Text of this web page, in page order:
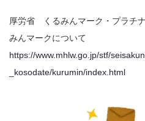
厚労省 くるみんマーク・プラチ
みんマークについて
https://www.mhlw.go.jp/stf/
_kosodate/kurumin/index.html